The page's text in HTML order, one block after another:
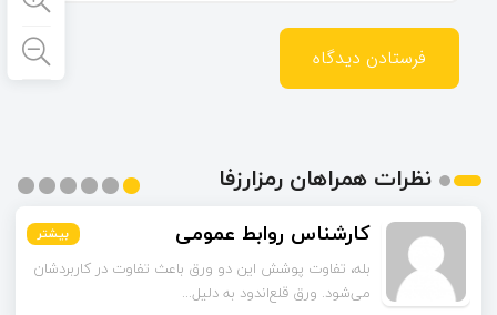
نظرات همراهان رمزارزفا
کارشناس روابط عمومی بیشتر
بله، تفاوت پوشش این دو ورق باعث تفاوت در کاربردشان
می‌شود. ورق قلع‌اندود به دلیل...
اسماعیل زاده بیشتر
تا قبل از خوندن این مقاله فکر می‌کردم ورق قلع‌اندود
همون ورق گالوانیزه است. تفاو...
بیشتر
بیشتر
بیشتر
بیشتر